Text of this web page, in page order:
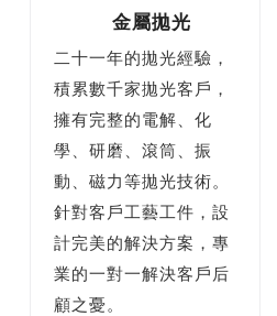
金屬拋光
二十一年的拋光經驗，
積累數千家拋光客戶，
擁有完整的電解、化
學、研磨、滾筒、振
動、磁力等拋光技術。
針對客戶工藝工件，設
計完美的解決方案，專
業的一對一解決客戶后
顧之憂。